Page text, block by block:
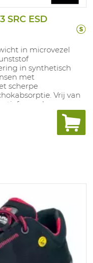
SRC ESD
in microvezel
in synthetisch
met
scherpe
Vrij van
voor de
inlegzool met